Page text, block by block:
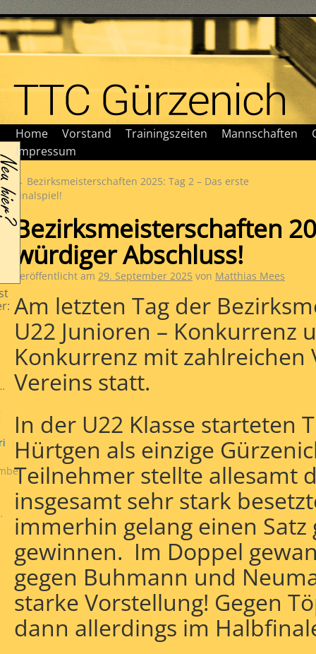
Home Vorstand Trainingszeiten Mannschaften
Impressum
← Bezirksmeisterschaften 2025: Tag 2 – Das erste
Finalspiel!
Bezirksmeisterschaften
würdiger Abschluss!
Veröffentlicht am 29. September 2025 von Matthias Mees
Am letzten Tag der
U22 Junioren – Konkurrenz
Konkurrenz mit zahlreichen
Vereins statt.
In der U22 Klasse starteten
Hürtgen als einzige
Teilnehmer stellte allesamt
insgesamt sehr stark
immerhin gelang einen Satz
gewinnen. Im Doppel
gegen Buhmann und
starke Vorstellung! Gegen
dann allerdings im